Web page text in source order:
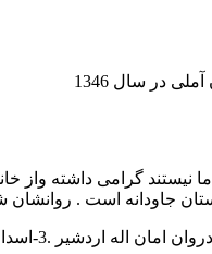
در سال 1346
گرامی داشته واز
جاودانه است . روانشان